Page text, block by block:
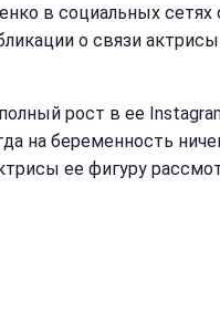
в социальных сетях
о связи
рост в ее
на беременность
ее фигуру